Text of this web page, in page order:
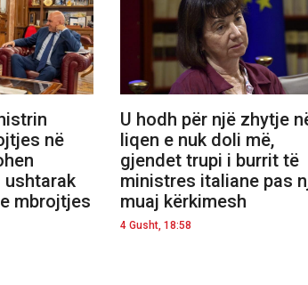
në
ushtarak
mbrojtjes
U hodh për një zhytje
liqen e nuk doli më,
gjendet trupi i burrit të
ministres italiane pas
muaj kërkimesh
4 Gusht, 18:58